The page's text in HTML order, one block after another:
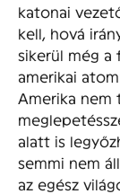
katonai
kell, hová
sikerül még a
amerikai
Amerika nem
alatt is
semmi nem
az egész